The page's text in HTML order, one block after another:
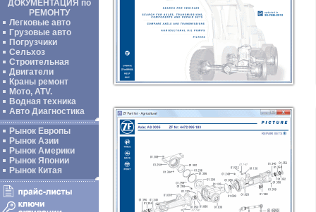
ДОКУМЕНТАЦИЯ по
РЕМОНТУ
Легковые авто
Грузовые авто
Погрузчики
Сельхоз
Строительная
Двигатели
Краны ремонт
Мото, ATV.
Водная техника
Авто Диагностика
Рынок Европы
Рынок Азии
Рынок Америки
Рынок Японии
Рынок Китая